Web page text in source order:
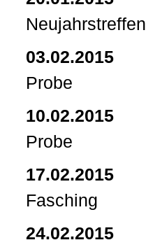
Neujahrstreffen
03.02.2015
Probe
10.02.2015
Probe
17.02.2015
Fasching
24.02.2015